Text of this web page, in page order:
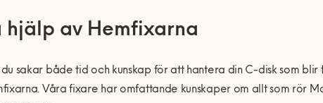
hjälp av Hemfixarna
sakar både tid och kunskap för att hantera din C-disk som
Våra fixare har omfattande kunskaper om allt som rör